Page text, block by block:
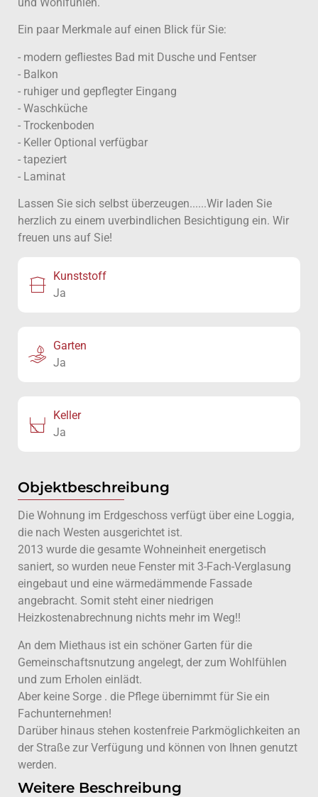
Ein paar Merkmale auf einen Blick für Sie:
- modern gefliestes Bad mit Dusche und Fentser
- Balkon
- ruhiger und gepflegter Eingang
- Waschküche
- Trockenboden
- Keller Optional verfügbar
- tapeziert
- Laminat
Lassen Sie sich selbst überzeugen......Wir laden Sie
herzlich zu einem uverbindlichen Besichtigung ein. Wir
freuen uns auf Sie!
Kunststoff
Ja
Garten
Ja
Keller
Ja
Objektbeschreibung
Die Wohnung im Erdgeschoss verfügt über eine Loggia,
die nach Westen ausgerichtet ist.
2013 wurde die gesamte Wohneinheit energetisch
saniert, so wurden neue Fenster mit 3-Fach-Verglasung
eingebaut und eine wärmedämmende Fassade
angebracht. Somit steht einer niedrigen
Heizkostenabrechnung nichts mehr im Weg!!
An dem Miethaus ist ein schöner Garten für die
Gemeinschaftsnutzung angelegt, der zum Wohlfühlen
und zum Erholen einlädt.
Aber keine Sorge . die Pflege übernimmt für Sie ein
Fachunternehmen!
Darüber hinaus stehen kostenfreie Parkmöglichkeiten an
der Straße zur Verfügung und können von Ihnen genutzt
werden.
Weitere Beschreibung